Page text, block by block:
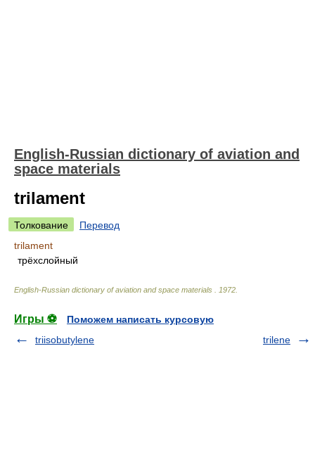
English-Russian dictionary of aviation and
space materials
trilament
Толкование
Перевод
trilament
трёхслойный
English-Russian dictionary of aviation and space materials 1972
Игры ⚽
Поможем написать курсовую
triisobutylene
trilene